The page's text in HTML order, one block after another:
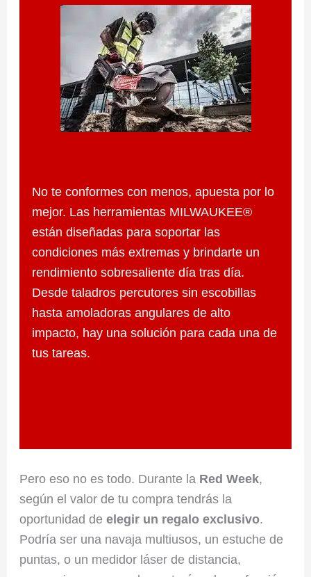
No te conformes con menos, apuesta por lo
mejor. Las herramientas MILWAUKEE®
están diseñadas para soportar las
condiciones más extremas y brindarte un
rendimiento sobresaliente día tras día.
Desde taladros percutores sin escobillas
hasta amoladoras angulares de alto
impacto, hay una solución para cada una de
tus tareas.
Pero eso no es todo. Durante la Red Week,
según el valor de tu compra tendrás la
oportunidad de elegir un regalo exclusivo.
Podría ser una navaja multiusos, un estuche de
puntas, o un medidor láser de distancia,